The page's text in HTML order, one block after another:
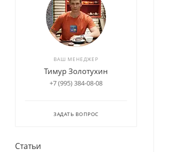
ВАШ МЕНЕДЖЕР
Тимур Золотухин
+7 (995) 384-08-08
ЗАДАТЬ ВОПРОС
Статьи